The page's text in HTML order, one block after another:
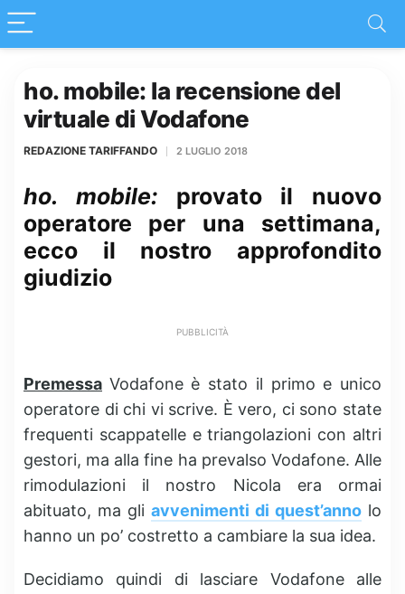
ho. mobile: la recensione del
virtuale di Vodafone
REDAZIONE TARIFFANDO 2 LUGLIO 2018
ho. mobile:provato il nuovo
operatore per una settimana,
ecco il nostro approfondito
giudizio
PUBBLICITÀ
Premessa Vodafone è stato il primo e unico
operatore di chi vi scrive. È vero, ci sono state
frequenti scappatelle e triangolazioni con altri
gestori, ma alla fine ha prevalso Vodafone. Alle
rimodulazioni il nostro Nicola era ormai
abituato, ma gli avvenimenti di quest’anno lo
hanno un po’ costretto a cambiare la sua idea.
Decidiamo quindi di lasciare Vodafone alle